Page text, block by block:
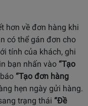
hơn về đơn hàng khi
có thể gán đơn cho
tính của khách, ghi
bạn nhấn vào “Tạo
“Tạo đơn hàng
hẹn ngày gửi hàng.
trạng thái “Đề